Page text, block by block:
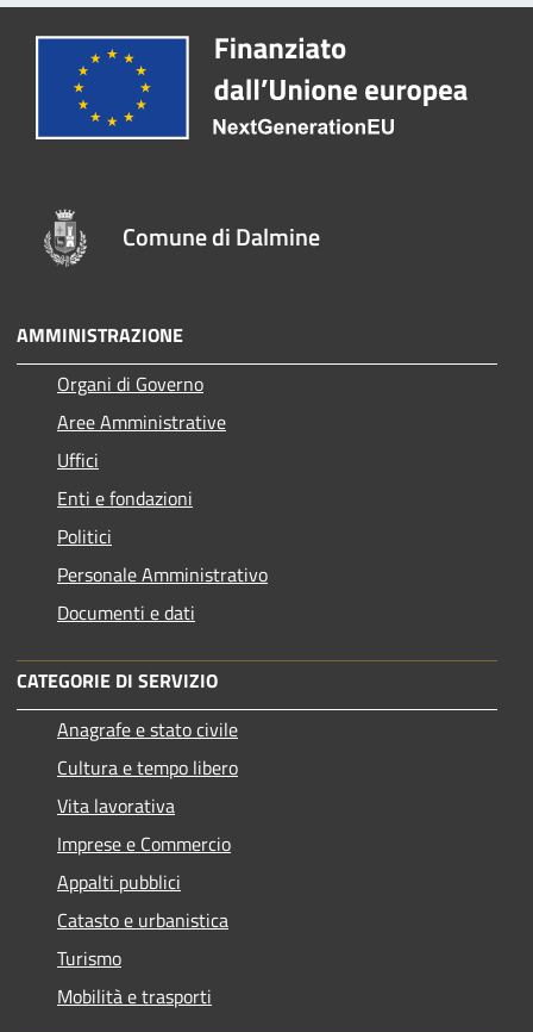
Comune di Dalmine
AMMINISTRAZIONE
Organi di Governo
Aree Amministrative
Uffici
Enti e fondazioni
Politici
Personale Amministrativo
Documenti e dati
CATEGORIE DI SERVIZIO
Anagrafe e stato civile
Cultura e tempo libero
Vita lavorativa
Imprese e Commercio
Appalti pubblici
Catasto e urbanistica
Turismo
Mobilità e trasporti